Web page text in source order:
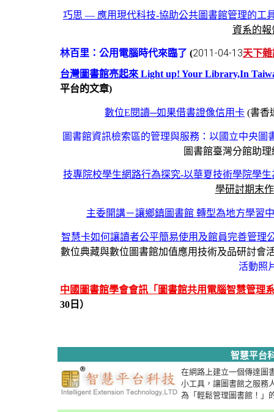
巧思 — 應用現代科技-協助公共圖書館管理的工
資系的報
林百里：公用電腦時代來臨了 (2011-04-13天下
台灣圖書館亮起來 Light up! Your Library,In
平台的文章)
數位E閱讀─如果借書證像信用卡 (書香
圖書館資訊檢索區的管理與服務：以國立中央圖
圖書館臺灣分館助理
技專院校學生網路行為探究-以華夏技術學院學生
學研討期末
主委開講－讓鄉鎮圖書館 轉型為地方學習
智慧卡如何讓讀者公平簡易使用及館員完善管理
數位典藏與數位圖書館加值應用技術及品研討會
活動照
中國圖書館學會會訊「圖書館共用電腦智慧管理
30日）
智慧平台
在網路上建立一個傳達圖
小工具 ，讓圖書館之服務
為「輕鬆管理圖書館！」